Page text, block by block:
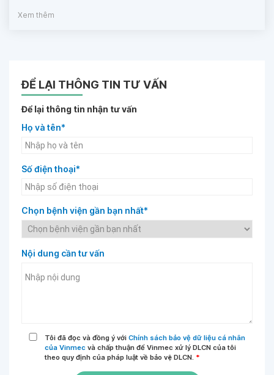
Xem thêm
ĐỂ LẠI THÔNG TIN TƯ VẤN
Để lại thông tin nhận tư vấn
Họ và tên*
Số điện thoại*
Chọn bệnh viện gần bạn nhất*
Nội dung cần tư vấn
Tôi đã đọc và đồng ý với Chính sách bảo vệ dữ liệu cá nhân
của Vinmec và chấp thuận để Vinmec xử lý DLCN của tôi
theo quy định của pháp luật về bảo vệ DLCN. *